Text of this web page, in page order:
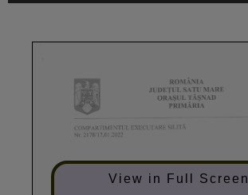
View in Full Screen